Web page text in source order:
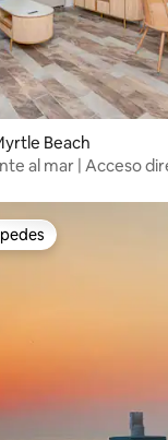
Beach
al mar | Acceso